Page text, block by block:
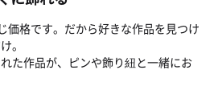
価格です。だから好きな作品を見つけ
。
た作品が、ピンや飾り紐と一緒にお